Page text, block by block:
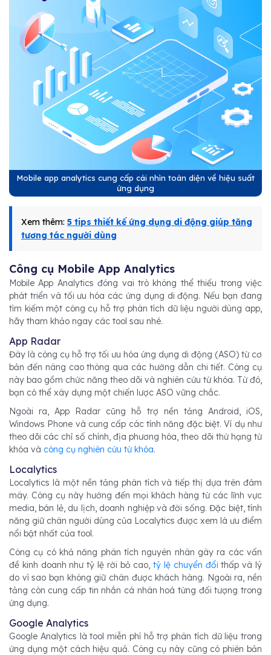
Mobile app analytics cung cấp cái nhìn toàn diện về hiệu suất
ứng dụng
Xem thêm: 5 tips thiết kế ứng dụng di động giúp tăng
tương tác người dùng
Công cụ Mobile App Analytics
Mobile App Analytics đóng vai trò không thể thiếu trong việc
phát triển và tối ưu hóa các ứng dụng di động. Nếu bạn đang
tìm kiếm một công cụ hỗ trợ phân tích dữ liệu người dùng app,
hãy tham khảo ngay các tool sau nhé.
App Radar
Đây là công cụ hỗ trợ tối ưu hóa ứng dụng di động (ASO) từ cơ
bản đến nâng cao thông qua các hướng dẫn chi tiết. Công cụ
này bao gồm chức năng theo dõi và nghiên cứu từ khóa. Từ đó,
bạn có thể xây dựng một chiến lược ASO vững chắc.
Ngoài ra, App Radar cũng hỗ trợ nền tảng Android, iOS,
Windows Phone và cung cấp các tính năng đặc biệt. Ví dụ như
theo dõi các chỉ số chính, địa phương hóa, theo dõi thứ hạng từ
khóa và công cụ nghiên cứu từ khóa.
Localytics
Localytics là một nền tảng phân tích và tiếp thị dựa trên đám
mây. Công cụ này hướng đến mọi khách hàng từ các lĩnh vực
media, bán lẻ, du lịch, doanh nghiệp và đời sống. Đặc biệt, tính
năng giữ chân người dùng của Localytics được xem là ưu điểm
nổi bật nhất của tool.
Công cụ có khả năng phân tích nguyên nhân gây ra các vấn
đề kinh doanh như tỷ lệ rời bỏ cao,tỷ lệ chuyển đổi thấp và lý
do vì sao bạn không giữ chân được khách hàng. Ngoài ra, nền
tảng còn cung cấp tin nhắn cá nhân hoá từng đối tượng trong
ứng dụng.
Google Analytics
Google Analytics là tool miễn phí hỗ trợ phân tích dữ liệu trong
ứng dụng một cách hiệu quả. Công cụ này cũng có phiên bản